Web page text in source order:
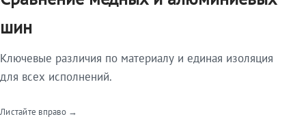
шин
Ключевые различия по материалу и единая изоляция
для всех исполнений.
Листайте вправо →